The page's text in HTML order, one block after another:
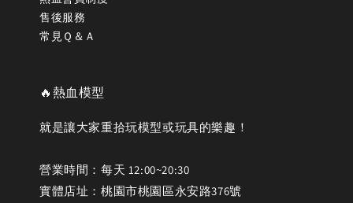
售後服務
常見Ｑ＆Ａ
🔥熱血模型
就是讓大家重拾玩模型或玩具的樂趣！
營業時間：每天 12:00~20:30
實體店址：桃園市桃園區永安路376號